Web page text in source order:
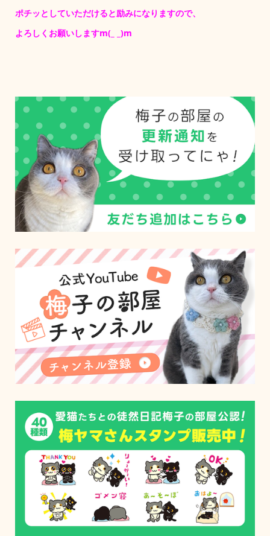
ポチッとしていただけると励みになりますので、
よろしくお願いしますm(_ _)m